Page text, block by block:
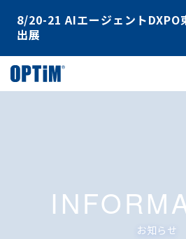
8/20-21 AIエージェントDXPO
出展
お知らせ